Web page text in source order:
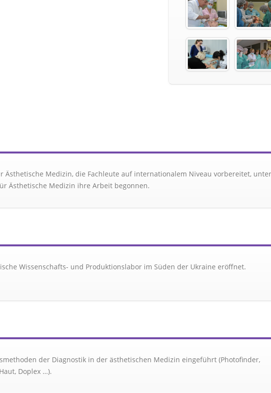
Ästhetische Medizin, die Fachleute auf internationalem Niveau vorbereitet,
Ästhetische Medizin ihre Arbeit begonnen.
Wissenschafts- und Produktionslabor im Süden der Ukraine eröffnet.
der Diagnostik in der ästhetischen Medizin eingeführt (Photofinder,
Doplex …).